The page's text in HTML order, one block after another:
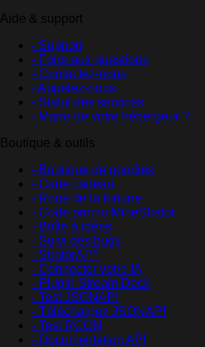
Aide & support
- Support
- Foire aux questions
- Contactez-nous
- Appelez-nous
- Statut des services
- Marre de votre hébergeur ?
Boutique & outils
- Boutique de goodies
- Carte cadeau
- Roue de la fortune
- Code promo MineStrator
- Boîte à idées
- Suivi des bugs
- StratorAI™
- Connecter votre IA
- Plugin Stream Deck
- Test JSONAPI
- Téléchargez JSONAPI
- Test RCON
- Documentation API